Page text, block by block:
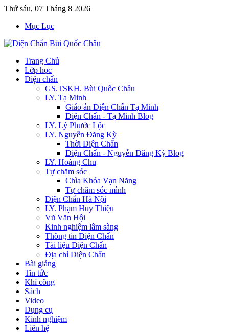
Thứ sáu, 07 Tháng 8 2026
Mục Lục
Trang Chủ
Lớp học
Diện chẩn
GS.TSKH. Bùi Quốc Châu
LY. Tạ Minh
Giáo án Diện Chẩn Tạ Minh
Diện Chẩn - Tạ Minh Blog
LY. Lý Phước Lộc
LY. Nguyễn Đăng Kỳ
Thời Diện Chẩn
Diện Chẩn - Nguyễn Đăng Kỳ Blog
LY. Hoàng Chu
Tự chăm sóc
Chìa Khóa Vạn Năng
Tự chăm sóc mình
Diện Chẩn Hà Nội
LY. Phạm Huy Thiệu
Vũ Văn Hội
Kinh nghiệm lâm sàng
Thông tin Diện Chẩn
Tài liệu Diện Chẩn
Địa chỉ Diện Chẩn
Bài giảng
Tin tức
Khí công
Sách
Video
Dụng cụ
Kinh nghiệm
Liên hệ